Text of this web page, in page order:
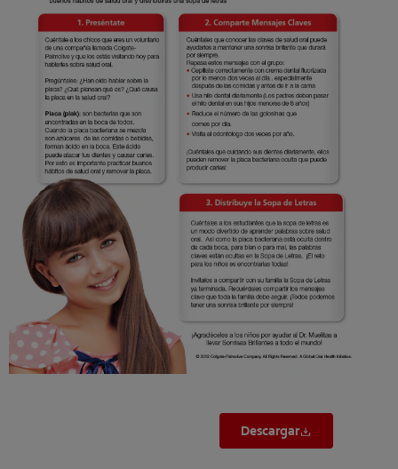
CHEQUEO DE SALUD BUCAL
SELECCIÓN DE PRODUCTOS
CUPONES
CO (ES)
SUSCRÍBETE
Descargar